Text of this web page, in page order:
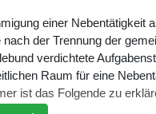
einer Nebentätigkeit
der Trennung der
verdichtete
Raum für eine
ist das Folgende zu